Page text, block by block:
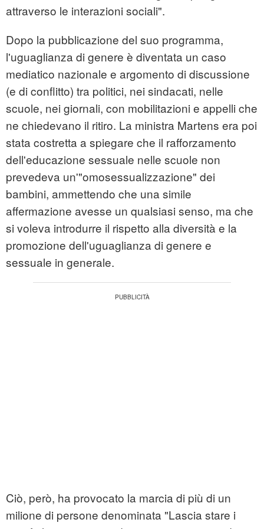
attraverso le interazioni sociali".
Dopo la pubblicazione del suo programma,
l'uguaglianza di genere è diventata un caso
mediatico nazionale e argomento di discussione
(e di conflitto) tra politici, nei sindacati, nelle
scuole, nei giornali, con mobilitazioni e appelli che
ne chiedevano il ritiro. La ministra Martens era poi
stata costretta a spiegare che il rafforzamento
dell'educazione sessuale nelle scuole non
prevedeva un'"omosessualizzazione" dei
bambini, ammettendo che una simile
affermazione avesse un qualsiasi senso, ma che
si voleva introdurre il rispetto alla diversità e la
promozione dell'uguaglianza di genere e
sessuale in generale.
Ciò, però, ha provocato la marcia di più di un
milione di persone denominata "Lascia stare i